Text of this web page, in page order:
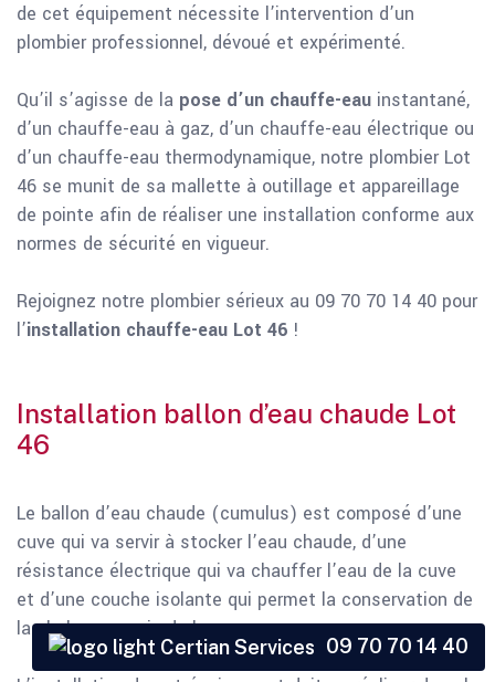
de cet équipement nécessite l’intervention d’un
plombier professionnel, dévoué et expérimenté.
Qu’il s’agisse de la pose d’un chauffe-eau instantané,
d’un chauffe-eau à gaz, d’un chauffe-eau électrique ou
d’un chauffe-eau thermodynamique, notre plombier Lot
46 se munit de sa mallette à outillage et appareillage
de pointe afin de réaliser une installation conforme aux
normes de sécurité en vigueur.
Rejoignez notre plombier sérieux au 09 70 70 14 40 pour
l’installation chauffe-eau Lot 46 !
Installation ballon d’eau chaude Lot
46
Le ballon d’eau chaude (cumulus) est composé d’une
cuve qui va servir à stocker l’eau chaude, d’une
résistance électrique qui va chauffer l’eau de la cuve
et d’une couche isolante qui permet la conservation de
la chaleur au sein de la cuve.
09 70 70 14 40